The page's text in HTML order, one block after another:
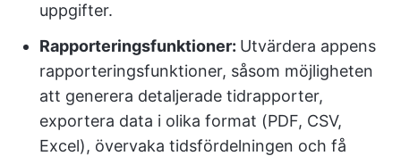
uppgifter.
Rapporteringsfunktioner: Utvärdera appens
rapporteringsfunktioner, såsom möjligheten
att generera detaljerade tidrapporter,
exportera data i olika format (PDF, CSV,
Excel), övervaka tidsfördelningen och få